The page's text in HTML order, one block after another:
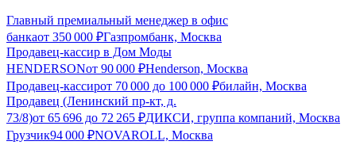
Главный премиальный менеджер в офис
банкаот 350 000 ₽Газпромбанк, Москва
Продавец-кассир в Дом Моды
HENDERSONот 90 000 ₽Henderson, Москва
Продавец-кассирот 70 000 до 100 000 ₽билайн, Москва
Продавец (Ленинский пр-кт, д.
73/8)от 65 696 до 72 265 ₽ДИКСИ, группа компаний, Москва
Грузчик94 000 ₽NOVAROLL, Москва